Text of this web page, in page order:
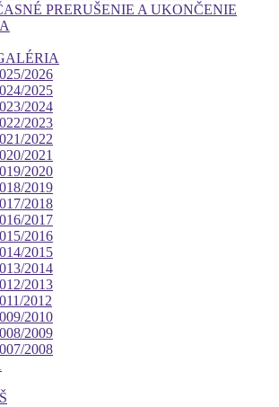
PRERUŠENIE A UKONČENIE
2026
2025
2024
2023
2022
2021
2020
2019
2018
2017
2016
2015
2014
2013
2012
2010
2009
2008